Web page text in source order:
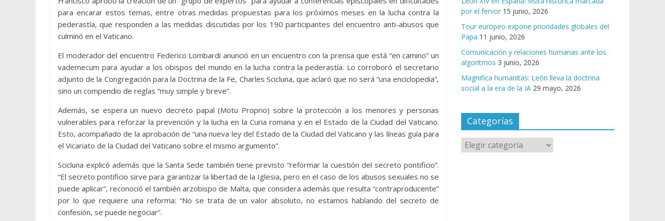
para encarar estos temas, entre otras medidas propuestas para los próximos meses en la lucha contra la
pederastía, que responden a las medidas discutidas por los 190 participantes del encuentro anti-abusos que
culminó en el Vaticano.
El moderador del encuentro Federico Lombardi anunció en un encuentro con la prensa que está “en camino” un
vademecum para ayudar a los obispos del mundo en la lucha contra la pederastía. Lo corroboró el secretario
adjunto de la Congregación para la Doctrina de la Fe, Charles Scicluna, que aclaró que no será “una enciclopedia”,
sino un compendio de reglas “muy simple y breve”.
Además, se espera un nuevo decreto papal (Motu Proprio) sobre la protección a los menores y personas
vulnerables para reforzar la prevención y la lucha en la Curia romana y en el Estado de la Ciudad del Vaticano.
Esto, acompañado de la aprobación de “una nueva ley del Estado de la Ciudad del Vaticano y las líneas guía para
el Vicariato de la Ciudad del Vaticano sobre el mismo argumento”.
Scicluna explicó además que la Santa Sede también tiene previsto “reformar la cuestión del secreto pontificio”.
“El secreto pontificio sirve para garantizar la libertad de la Iglesia, pero en el caso de los abusos sexuales no se
puede aplicar”, reconoció el también arzobispo de Malta, que considera además que resulta “contraproducente”
por lo que requiere una reforma: “No se trata de un valor absoluto, no estamos hablando del secreto de
confesión, se puede negociar”.
por el fervor 15 junio, 2026
Tour europeo expone prioridades globales del
Papa 11 junio, 2026
Comunicación y relaciones humanas ante los
algoritmos 3 junio, 2026
Magnifica humanitas: León lleva la doctrina
social a la era de la IA 29 mayo, 2026
Categorías